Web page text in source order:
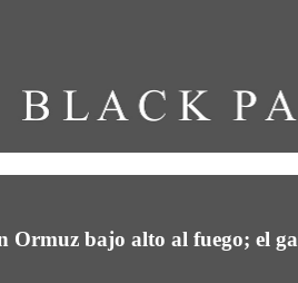
bajo alto al fuego; el